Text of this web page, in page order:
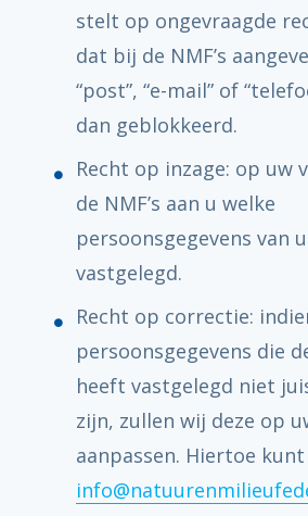
stelt op ongevraagde
dat bij de NMF’s
“post”, “e-mail” of
dan geblokkeerd.
Recht op inzage: op uw
de NMF’s aan u welke
persoonsgegevens van
vastgelegd.
Recht op correctie:
persoonsgegevens die
heeft vastgelegd niet
zijn, zullen wij deze op
aanpassen. Hiertoe